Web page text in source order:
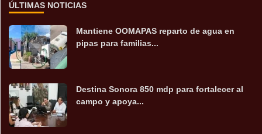
ÚLTIMAS NOTICIAS
Mantiene OOMAPAS reparto de agua en
pipas para familias...
Destina Sonora 850 mdp para fortalecer al
campo y apoya...